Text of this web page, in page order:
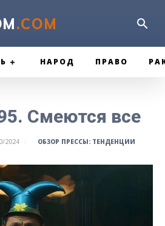
.COM
НАРОД ПРАВО
Смеются все
2024 ОБЗОР ПРЕССЫ: ТЕНДЕНЦИИ